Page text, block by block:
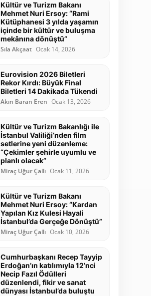
Kültür ve Turizm Bakanı
Mehmet Nuri Ersoy: “Rami
Kütüphanesi 3 yılda yaşamın
içinde bir kültür ve buluşma
mekânına dönüştü”
Sıla Akçaat Ocak 14, 2026
Eurovision 2026 Biletleri
Rekor Kırdı: Büyük Final
Biletleri 14 Dakikada Tükendi
Akın Baran Eren Ocak 13, 2026
Kültür ve Turizm Bakanlığı ile
İstanbul Valiliği’nden film
setlerine yeni düzenleme:
“Çekimler şehirle uyumlu ve
planlı olacak”
Miraç Uğur Çallı Ocak 11, 2026
Kültür ve Turizm Bakanı
Mehmet Nuri Ersoy: “Kardan
Yapılan Kız Kulesi Hayali
İstanbul’da Gerçeğe Dönüştü”
Miraç Uğur Çallı Ocak 10, 2026
Cumhurbaşkanı Recep Tayyip
Erdoğan’ın katılımıyla 12’nci
Necip Fazıl Ödülleri
düzenlendi, fikir ve sanat
dünyası İstanbul’da buluştu